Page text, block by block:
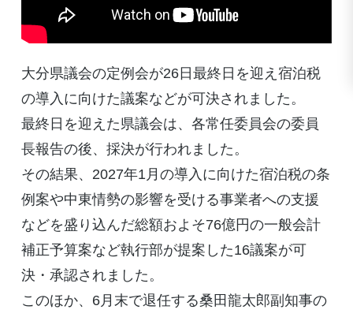
大分県議会の定例会が26日最終日を迎え宿泊税
の導入に向けた議案などが可決されました。
最終日を迎えた県議会は、各常任委員会の委員
長報告の後、採決が行われました。
その結果、2027年1月の導入に向けた宿泊税の条
例案や中東情勢の影響を受ける事業者への支援
などを盛り込んだ総額およそ76億円の一般会計
補正予算案など執行部が提案した16議案が可
決・承認されました。
このほか、6月末で退任する桑田龍太郎副知事の